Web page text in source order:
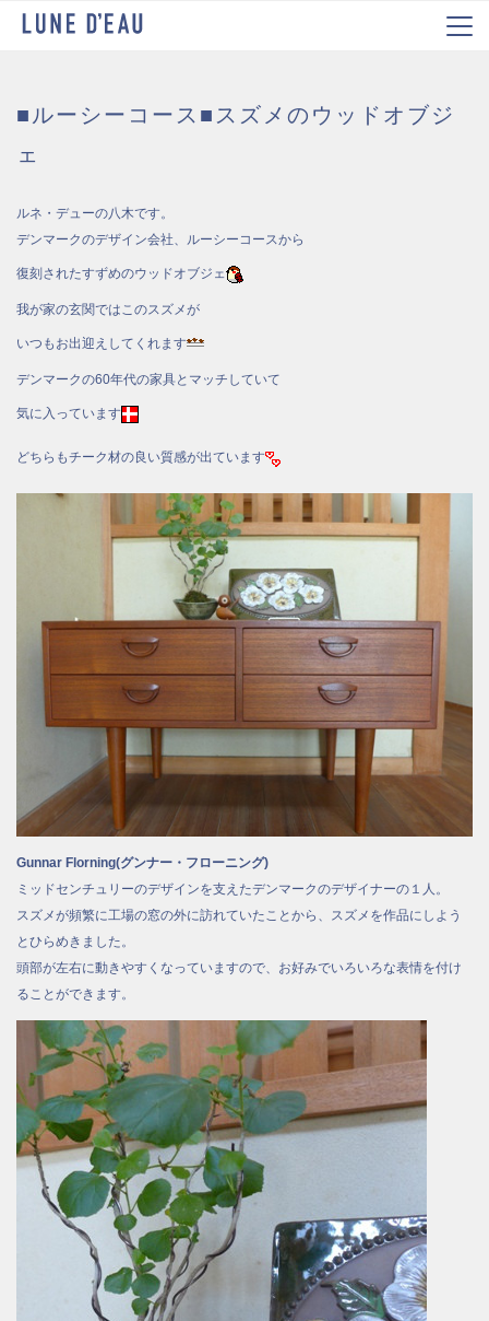
■ルーシーコース■スズメのウッドオブジ
ェ
ルネ・デューの八木です。
デンマークのデザイン会社、ルーシーコースから
復刻されたすずめのウッドオブジェ
我が家の玄関ではこのスズメが
いつもお出迎えしてくれます
デンマークの60年代の家具とマッチしていて
気に入っています
どちらもチーク材の良い質感が出ています
Gunnar Florning(グンナー・フローニング)
ミッドセンチュリーのデザインを支えたデンマークのデザイナーの１人。
スズメが頻繁に工場の窓の外に訪れていたことから、スズメを作品にしよう
とひらめきました。
頭部が左右に動きやすくなっていますので、お好みでいろいろな表情を付け
ることができます。